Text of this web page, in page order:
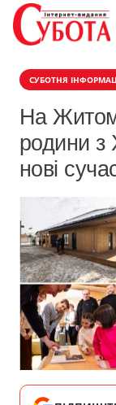
СУБОТНЯ
На
родини
нові